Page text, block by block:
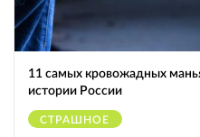
11 самых кровожадных
истории России
СТРАШНОЕ